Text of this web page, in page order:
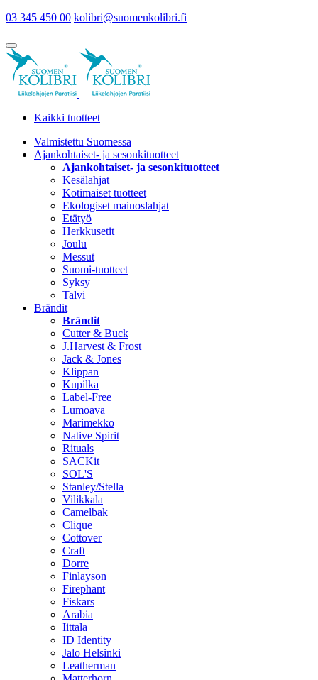
03 345 450 00 kolibri@suomenkolibri.fi
Kaikki tuotteet
Valmistettu Suomessa
Ajankohtaiset- ja sesonkituotteet
Ajankohtaiset- ja sesonkituotteet
Kesälahjat
Kotimaiset tuotteet
Ekologiset mainoslahjat
Etätyö
Herkkusetit
Joulu
Messut
Suomi-tuotteet
Syksy
Talvi
Brändit
Brändit
Cutter & Buck
J.Harvest & Frost
Jack & Jones
Klippan
Kupilka
Label-Free
Lumoava
Marimekko
Native Spirit
Rituals
SACKit
SOL'S
Stanley/Stella
Vilikkala
Camelbak
Clique
Cottover
Craft
Dorre
Finlayson
Firephant
Fiskars
Arabia
Iittala
ID Identity
Jalo Helsinki
Leatherman